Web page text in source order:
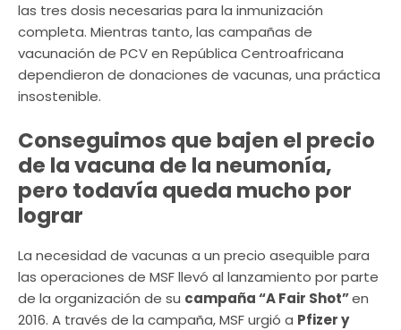
las tres dosis necesarias para la inmunización
completa. Mientras tanto, las campañas de
vacunación de PCV en República Centroafricana
dependieron de donaciones de vacunas, una práctica
insostenible.
Conseguimos que bajen el precio
de la vacuna de la neumonía,
pero todavía queda mucho por
lograr
La necesidad de vacunas a un precio asequible para
las operaciones de MSF llevó al lanzamiento por parte
de la organización de su campaña “A Fair Shot”en
2016. A través de la campaña, MSF urgió a Pfizer y